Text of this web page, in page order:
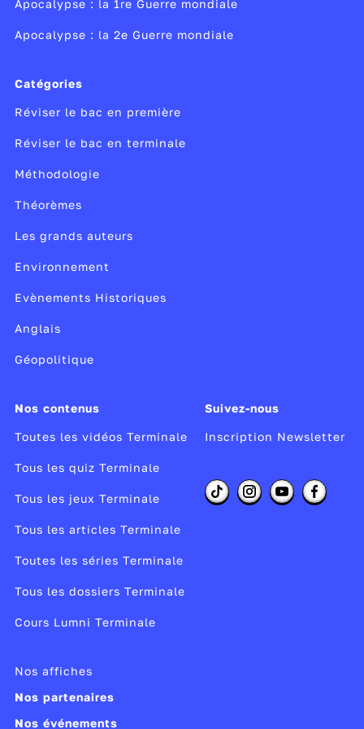
Apocalypse : la 1re Guerre mondiale
Apocalypse : la 2e Guerre mondiale
Catégories
Réviser le bac en première
Réviser le bac en terminale
Méthodologie
Théorèmes
Les grands auteurs
Environnement
Evènements Historiques
Anglais
Géopolitique
Nos contenus
Toutes les vidéos Terminale
Tous les quiz Terminale
Tous les jeux Terminale
Tous les articles Terminale
Toutes les séries Terminale
Tous les dossiers Terminale
Cours Lumni Terminale
Suivez-nous
Inscription Newsletter
Nos affiches
Nos partenaires
Nos événements